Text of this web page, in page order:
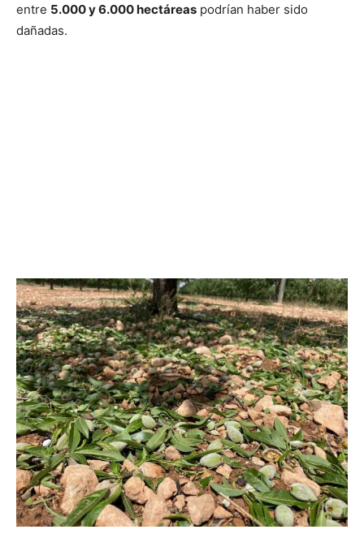
entre 5.000 y 6.000 hectáreas podrían haber sido
dañadas.